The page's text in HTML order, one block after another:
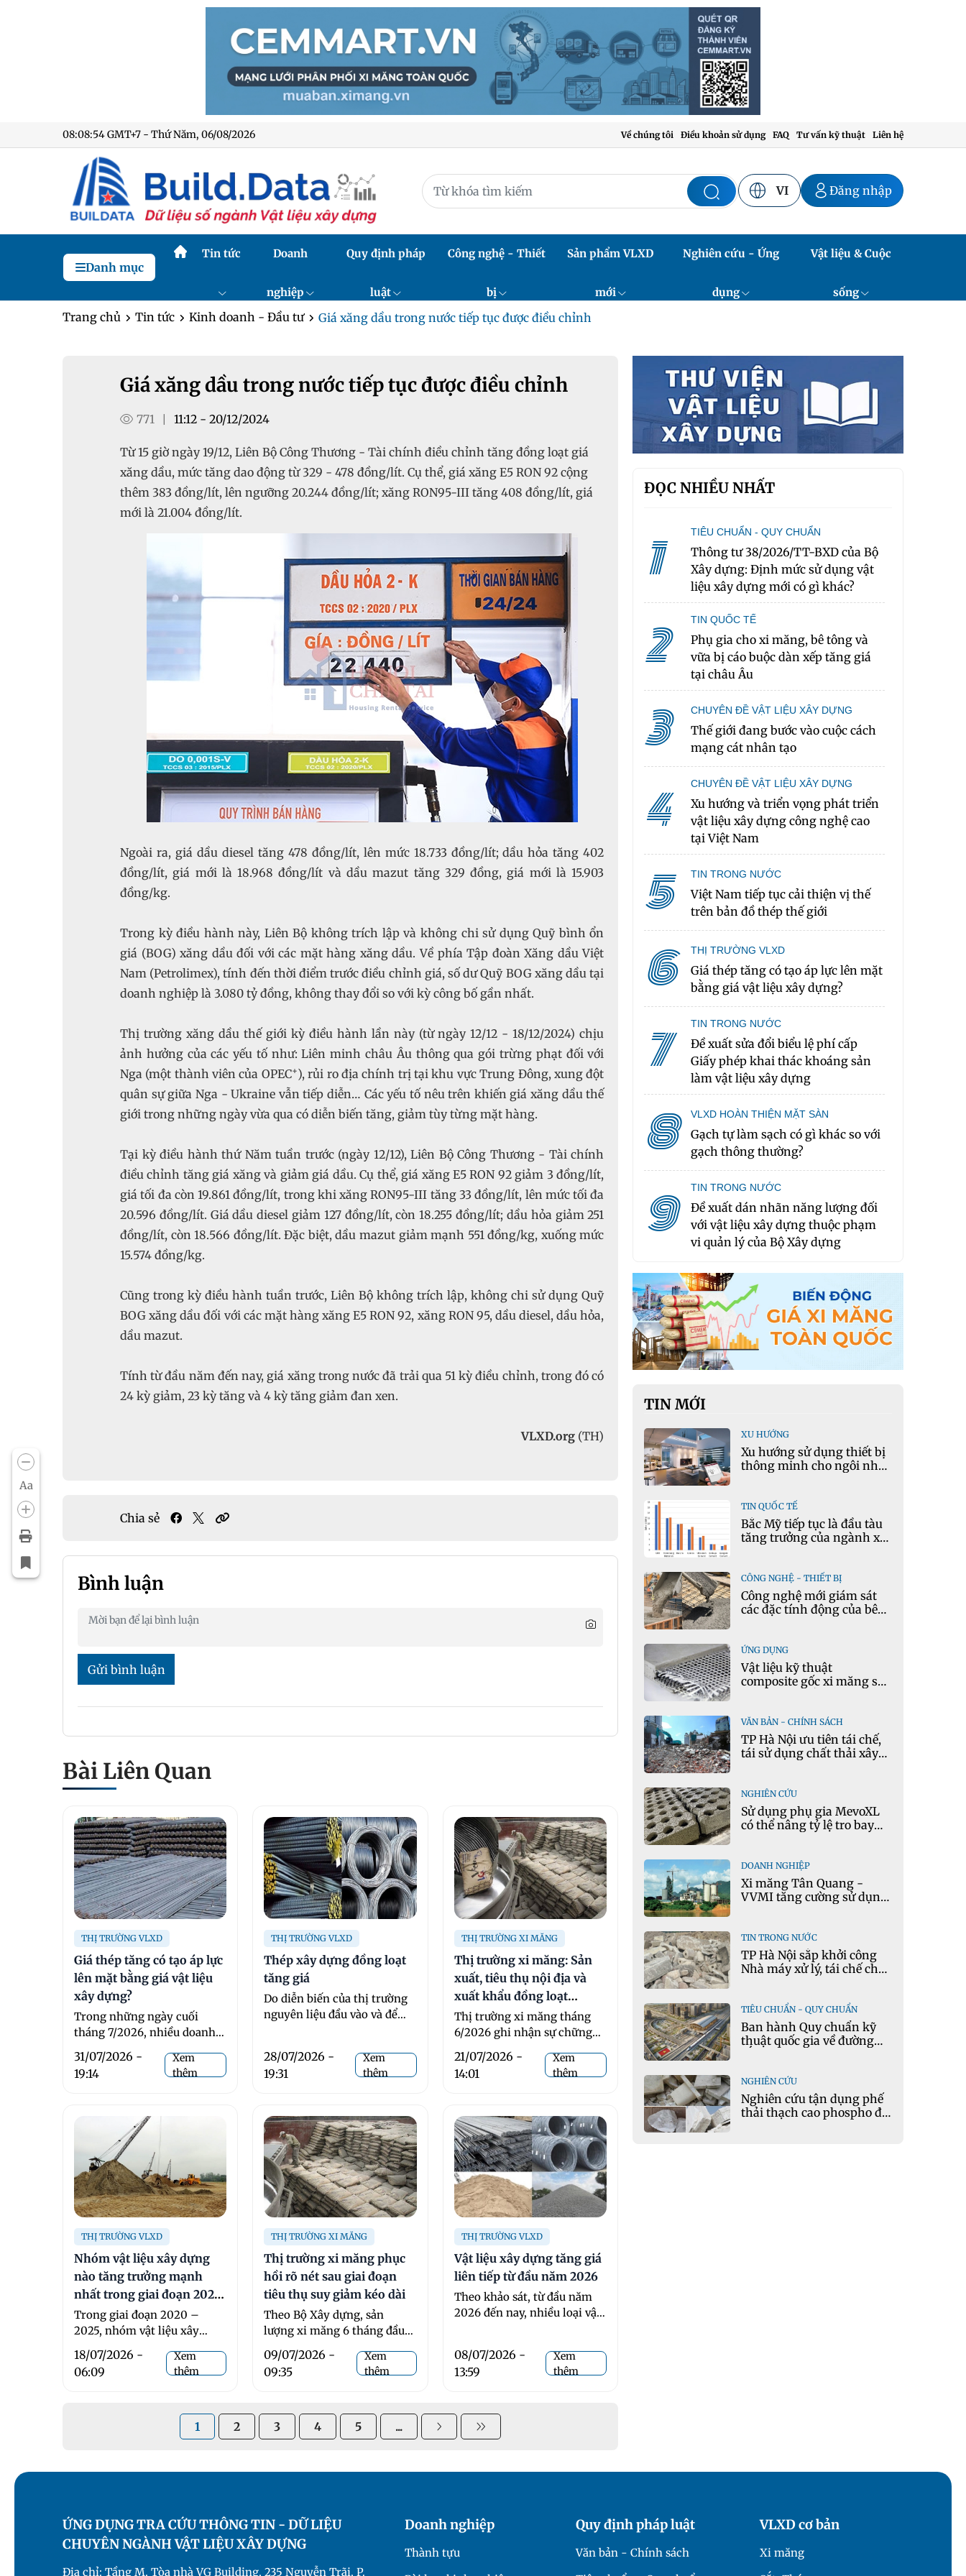
08:08:55 GMT+7 - Thứ Năm, 06/08/2026 Về chúng tôi Điều khoản sử dụng FAQ Tư vấn kỹ thuật Liên hệ
VI Đăng nhập
Danh mục
Tin tức Doanh
nghiệp
Quy định pháp
luật
Công nghệ - Thiết
bị
Sản phẩm VLXD
mới
Nghiên cứu - Ứng
dụng
Vật liệu & Cuộc
sống
Trang chủ Tin tức Kinh doanh - Đầu tư Giá xăng dầu trong nước tiếp tục được điều chỉnh
Aa
Giá xăng dầu trong nước tiếp tục được điều chỉnh
771 11:12 - 20/12/2024
Từ 15 giờ ngày 19/12, Liên Bộ Công Thương - Tài chính điều chỉnh tăng đồng loạt giá
xăng dầu, mức tăng dao động từ 329 - 478 đồng/lít. Cụ thể, giá xăng E5 RON 92 cộng
thêm 383 đồng/lít, lên ngưỡng 20.244 đồng/lít; xăng RON95-III tăng 408 đồng/lít, giá
mới là 21.004 đồng/lít.
Ngoài ra, giá dầu diesel tăng 478 đồng/lít, lên mức 18.733 đồng/lít; dầu hỏa tăng 402
đồng/lít, giá mới là 18.968 đồng/lít và dầu mazut tăng 329 đồng, giá mới là 15.903
đồng/kg.
Trong kỳ điều hành này, Liên Bộ không trích lập và không chi sử dụng Quỹ bình ổn
giá (BOG) xăng dầu đối với các mặt hàng xăng dầu. Về phía Tập đoàn Xăng dầu Việt
Nam (Petrolimex), tính đến thời điểm trước điều chỉnh giá, số dư Quỹ BOG xăng dầu tại
doanh nghiệp là 3.080 tỷ đồng, không thay đổi so với kỳ công bố gần nhất.
Thị trường xăng dầu thế giới kỳ điều hành lần này (từ ngày 12/12 - 18/12/2024) chịu
ảnh hưởng của các yếu tố như: Liên minh châu Âu thông qua gói trừng phạt đối với
Nga (một thành viên của OPEC+), rủi ro địa chính trị tại khu vực Trung Đông, xung đột
quân sự giữa Nga - Ukraine vẫn tiếp diễn… Các yếu tố nêu trên khiến giá xăng dầu thế
giới trong những ngày vừa qua có diễn biến tăng, giảm tùy từng mặt hàng.
Tại kỳ điều hành thứ Năm tuần trước (ngày 12/12), Liên Bộ Công Thương - Tài chính
điều chỉnh tăng giá xăng và giảm giá dầu. Cụ thể, giá xăng E5 RON 92 giảm 3 đồng/lít,
giá tối đa còn 19.861 đồng/lít, trong khi xăng RON95-III tăng 33 đồng/lít, lên mức tối đa
20.596 đồng/lít. Giá dầu diesel giảm 127 đồng/lít, còn 18.255 đồng/lít; dầu hỏa giảm 251
đồng/lít, còn 18.566 đồng/lít. Đặc biệt, dầu mazut giảm mạnh 551 đồng/kg, xuống mức
15.574 đồng/kg.
Cũng trong kỳ điều hành tuần trước, Liên Bộ không trích lập, không chi sử dụng Quỹ
BOG xăng dầu đối với các mặt hàng xăng E5 RON 92, xăng RON 95, dầu diesel, dầu hỏa,
dầu mazut.
Tính từ đầu năm đến nay, giá xăng trong nước đã trải qua 51 kỳ điều chỉnh, trong đó có
24 kỳ giảm, 23 kỳ tăng và 4 kỳ tăng giảm đan xen.
VLXD.org (TH)
Chia sẻ
Bình luận
Gửi bình luận
Bài Liên Quan
THỊ TRƯỜNG VLXD
Giá thép tăng có tạo áp lực
lên mặt bằng giá vật liệu
xây dựng?
Trong những ngày cuối
tháng 7/2026, nhiều doanh
doanh thép ...
31/07/2026 -
19:14
Xem
thêm
THỊ TRƯỜNG VLXD
Thép xây dựng đồng loạt
tăng giá
Do diễn biến của thị trường
nguyên liệu đầu vào và để
28/07/2026 -
19:31
Xem
thêm
THỊ TRƯỜNG XI MĂNG
Thị trường xi măng: Sản
xuất, tiêu thụ nội địa và
xuất khẩu đồng loạt
chững lại trong tháng 6
Thị trường xi măng tháng
6/2026 ghi nhận sự chững
địa và xuất ...
21/07/2026 -
14:01
Xem
thêm
THỊ TRƯỜNG VLXD
Nhóm vật liệu xây dựng
nào tăng trưởng mạnh
nhất trong giai đoạn 2020
– 2025?
Trong giai đoạn 2020 –
2025, nhóm vật liệu xây
dựng thô phục vụ các dự án
...
18/07/2026 -
06:09
Xem
thêm
THỊ TRƯỜNG XI MĂNG
Thị trường xi măng phục
hồi rõ nét sau giai đoạn
tiêu thụ suy giảm kéo dài
Theo Bộ Xây dựng, sản
lượng xi măng 6 tháng đầu
năm 2026 ước đạt khoảng
60 triệu tấn, tăng 12% so ...
09/07/2026 -
09:35
Xem
thêm
THỊ TRƯỜNG VLXD
Vật liệu xây dựng tăng giá
liên tiếp từ đầu năm 2026
Theo khảo sát, từ đầu năm
2026 đến nay, nhiều loại vật
08/07/2026 -
13:59
Xem
thêm
1 2 3 4 5 ...
ĐỌC NHIỀU NHẤT
1 TIÊU CHUẨN - QUY CHUẨN
Thông tư 38/2026/TT-BXD của Bộ
Xây dựng: Định mức sử dụng vật
liệu xây dựng mới có gì khác?
2 TIN QUỐC TẾ
Phụ gia cho xi măng, bê tông và
vữa bị cáo buộc dàn xếp tăng giá
tại châu Âu
3 CHUYÊN ĐỀ VẬT LIỆU XÂY DỰNG
Thế giới đang bước vào cuộc cách
mạng cát nhân tạo
4 CHUYÊN ĐỀ VẬT LIỆU XÂY DỰNG
Xu hướng và triển vọng phát triển
vật liệu xây dựng công nghệ cao
tại Việt Nam
5 TIN TRONG NƯỚC
Việt Nam tiếp tục cải thiện vị thế
trên bản đồ thép thế giới
6 THỊ TRƯỜNG VLXD
Giá thép tăng có tạo áp lực lên mặt
bằng giá vật liệu xây dựng?
7 TIN TRONG NƯỚC
Đề xuất sửa đổi biểu lệ phí cấp
Giấy phép khai thác khoáng sản
làm vật liệu xây dựng
8 VLXD HOÀN THIỆN MẶT SÀN
Gạch tự làm sạch có gì khác so với
gạch thông thường?
9 TIN TRONG NƯỚC
Đề xuất dán nhãn năng lượng đối
với vật liệu xây dựng thuộc phạm
vi quản lý của Bộ Xây dựng
TIN MỚI
XU HƯỚNG
Xu hướng sử dụng thiết bị
thông minh cho ngôi nhà
TIN QUỐC TẾ
Bắc Mỹ tiếp tục là đầu tàu
tăng trưởng của ngành xi
CÔNG NGHỆ - THIẾT BỊ
Công nghệ mới giám sát
các đặc tính động của bê
ỨNG DỤNG
Vật liệu kỹ thuật
composite gốc xi măng sử
trong xây dựng hạ tầng
giao thông
VĂN BẢN - CHÍNH SÁCH
TP Hà Nội ưu tiên tái chế,
tái sử dụng chất thải xây
NGHIÊN CỨU
Sử dụng phụ gia MevoXL
có thể nâng tỷ lệ tro bay
DOANH NGHIỆP
Xi măng Tân Quang -
VVMI tăng cường sử dụng
TIN TRONG NƯỚC
TP Hà Nội sắp khởi công
Nhà máy xử lý, tái chế chất
TIÊU CHUẨN - QUY CHUẨN
Ban hành Quy chuẩn kỹ
thuật quốc gia về đường
NGHIÊN CỨU
Nghiên cứu tận dụng phế
thải thạch cao phospho để
ỨNG DỤNG TRA CỨU THÔNG TIN - DỮ LIỆU
CHUYÊN NGÀNH VẬT LIỆU XÂY DỰNG
Địa chỉ: Tầng M, Tòa nhà VG Building, 235 Nguyễn Trãi, P.
Doanh nghiệp
Thành tựu
Quy định pháp luật
Văn bản - Chính sách
VLXD cơ bản
Xi măng